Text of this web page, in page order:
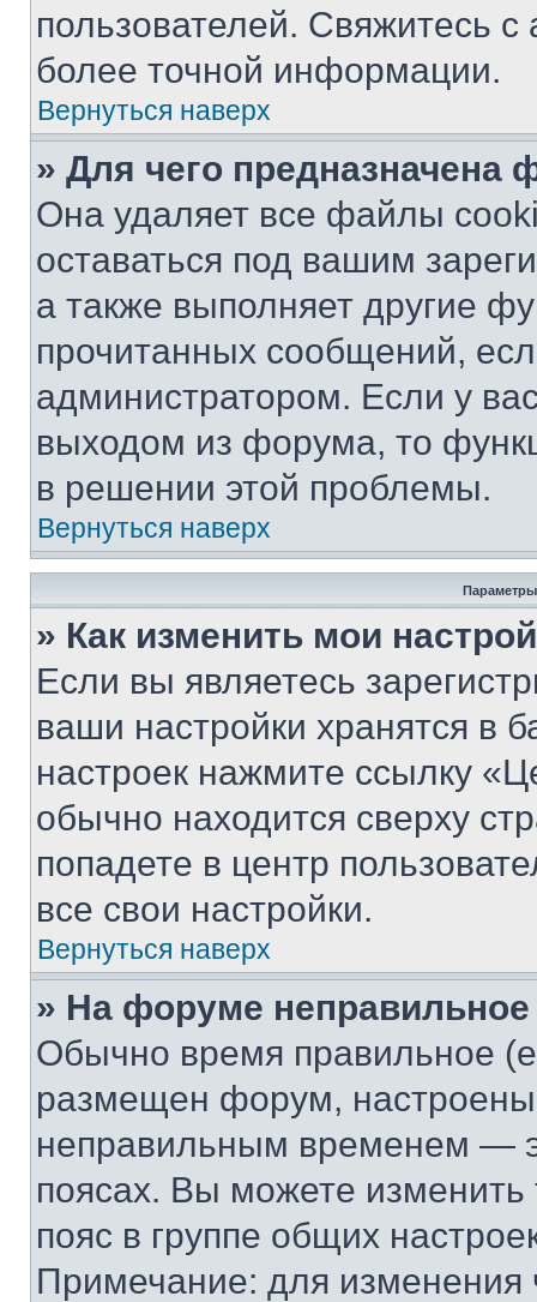
пользователей. Свяжитесь
более точной информации.
Вернуться наверх
» Для чего предназначена
Она удаляет все файлы
оставаться под вашим
а также выполняет другие
прочитанных сообщений,
администратором. Если у
выходом из форума, то
в решении этой проблемы.
Вернуться наверх
Параметры
» Как изменить мои
Если вы являетесь
ваши настройки хранятся в
настроек нажмите ссылку
обычно находится сверху
попадете в центр
все свои настройки.
Вернуться наверх
» На форуме
Обычно время правильное
размещен форум, настроены
неправильным временем —
поясах. Вы можете изменить
пояс в группе общих
Примечание: для изменения